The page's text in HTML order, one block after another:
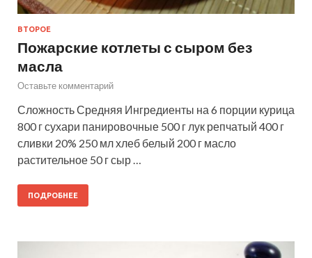
ВТОРОЕ
Пожарские котлеты с сыром без
масла
Оставьте комментарий
Сложность Средняя Ингредиенты на 6 порции курица
800 г сухари панировочные 500 г лук репчатый 400 г
сливки 20% 250 мл хлеб белый 200 г масло
растительное 50 г сыр …
ПОДРОБНЕЕ